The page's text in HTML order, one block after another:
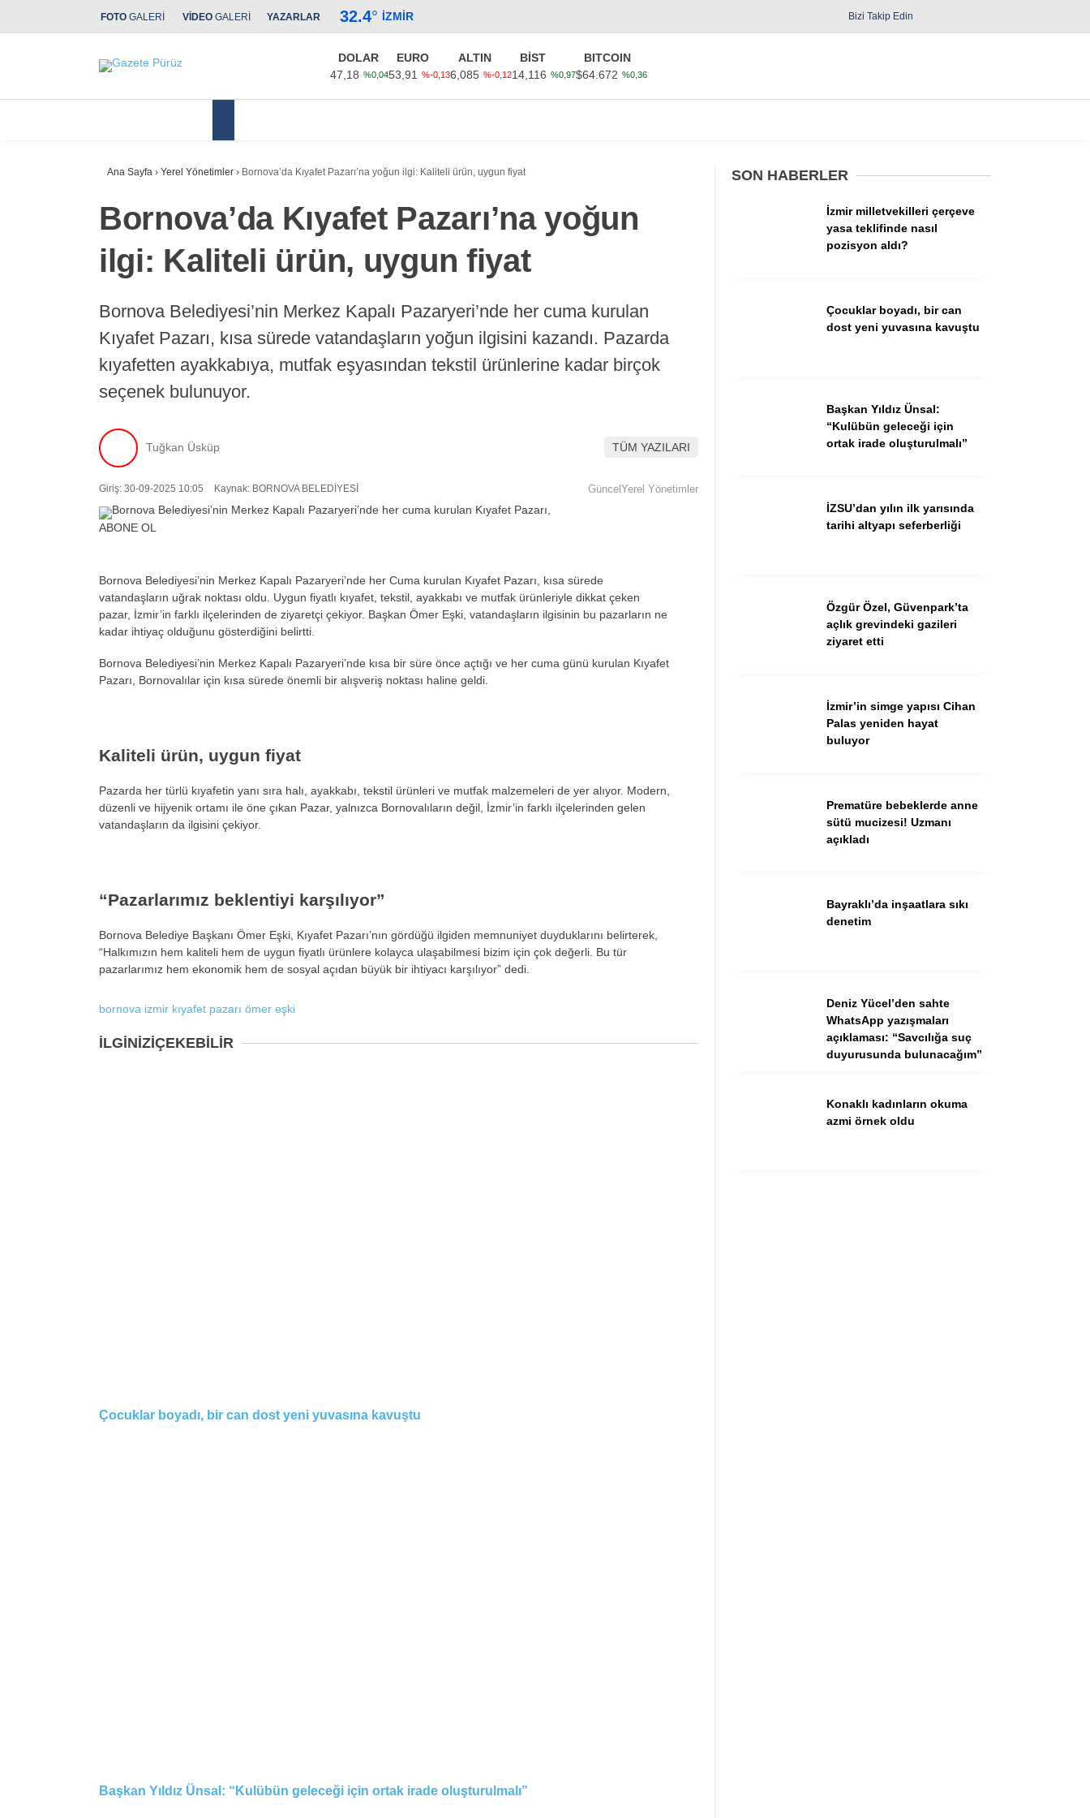
Yerel Yönetimler
Dünya
WhatsApp İhbar Hattı
FOTO GALERİ VİDEO GALERİ YAZARLAR 32.4° İZMIR Bizi Takip Edin
DOLAR
47,18 %0,04
EURO
53,91
%-0,13
ALTIN
6,085 %-0,12
BİST
14,116 %0,97
BITCOIN
$64.672 %0,36
Ana Sayfa › Yerel Yönetimler › Bornova’da Kıyafet Pazarı’na yoğun ilgi: Kaliteli ürün, uygun fiyat
Bornova’da Kıyafet Pazarı’na yoğun
ilgi: Kaliteli ürün, uygun fiyat
Bornova Belediyesi’nin Merkez Kapalı Pazaryeri’nde her cuma kurulan
Kıyafet Pazarı, kısa sürede vatandaşların yoğun ilgisini kazandı. Pazarda
kıyafetten ayakkabıya, mutfak eşyasından tekstil ürünlerine kadar birçok
seçenek bulunuyor.
Tuğkan Üsküp TÜM YAZILARI
Giriş: 30-09-2025 10:05 Kaynak: BORNOVA BELEDİYESİ GüncelYerel Yönetimler
ABONE OL
Bornova Belediyesi’nin Merkez Kapalı Pazaryeri’nde her Cuma kurulan Kıyafet Pazarı, kısa sürede
vatandaşların uğrak noktası oldu. Uygun fiyatlı kıyafet, tekstil, ayakkabı ve mutfak ürünleriyle dikkat çeken
pazar, İzmir’in farklı ilçelerinden de ziyaretçi çekiyor. Başkan Ömer Eşki, vatandaşların ilgisinin bu pazarların ne
kadar ihtiyaç olduğunu gösterdiğini belirtti.
Bornova Belediyesi’nin Merkez Kapalı Pazaryeri’nde kısa bir süre önce açtığı ve her cuma günü kurulan Kıyafet
Pazarı, Bornovalılar için kısa sürede önemli bir alışveriş noktası haline geldi.
Kaliteli ürün, uygun fiyat
Pazarda her türlü kıyafetin yanı sıra halı, ayakkabı, tekstil ürünleri ve mutfak malzemeleri de yer alıyor. Modern,
düzenli ve hijyenik ortamı ile öne çıkan Pazar, yalnızca Bornovalıların değil, İzmir’in farklı ilçelerinden gelen
vatandaşların da ilgisini çekiyor.
“Pazarlarımız beklentiyi karşılıyor”
Bornova Belediye Başkanı Ömer Eşki, Kıyafet Pazarı’nın gördüğü ilgiden memnuniyet duyduklarını belirterek,
“Halkımızın hem kaliteli hem de uygun fiyatlı ürünlere kolayca ulaşabilmesi bizim için çok değerli. Bu tür
pazarlarımız hem ekonomik hem de sosyal açıdan büyük bir ihtiyacı karşılıyor” dedi.
bornova izmir kıyafet pazarı ömer eşki
İLGİNİZİÇEKEBİLİR
Çocuklar boyadı, bir can dost yeni yuvasına kavuştu
Başkan Yıldız Ünsal: “Kulübün geleceği için ortak irade oluşturulmalı”
SON HABERLER
İzmir milletvekilleri çerçeve
yasa teklifinde nasıl
pozisyon aldı?
Çocuklar boyadı, bir can
dost yeni yuvasına kavuştu
Başkan Yıldız Ünsal:
“Kulübün geleceği için
ortak irade oluşturulmalı”
İZSU’dan yılın ilk yarısında
tarihi altyapı seferberliği
Özgür Özel, Güvenpark’ta
açlık grevindeki gazileri
ziyaret etti
İzmir’in simge yapısı Cihan
Palas yeniden hayat
buluyor
Prematüre bebeklerde anne
sütü mucizesi! Uzmanı
açıkladı
Bayraklı’da inşaatlara sıkı
denetim
Deniz Yücel’den sahte
WhatsApp yazışmaları
açıklaması: “Savcılığa suç
duyurusunda bulunacağım”
Konaklı kadınların okuma
azmi örnek oldu